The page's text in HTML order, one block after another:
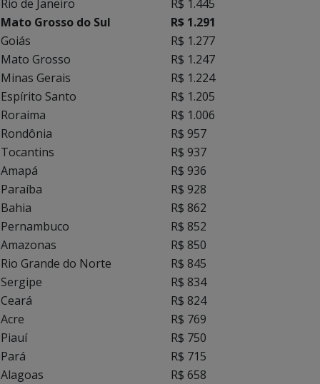
Rio de Janeiro
R$ 1.445
Mato Grosso do Sul
R$ 1.291
Goiás
R$ 1.277
Mato Grosso
R$ 1.247
Minas Gerais
R$ 1.224
Espírito Santo
R$ 1.205
Roraima
R$ 1.006
Rondônia
R$ 957
Tocantins
R$ 937
Amapá
R$ 936
Paraíba
R$ 928
Bahia
R$ 862
Pernambuco
R$ 852
Amazonas
R$ 850
Rio Grande do Norte
R$ 845
Sergipe
R$ 834
Ceará
R$ 824
Acre
R$ 769
Piauí
R$ 750
Pará
R$ 715
Alagoas
R$ 658